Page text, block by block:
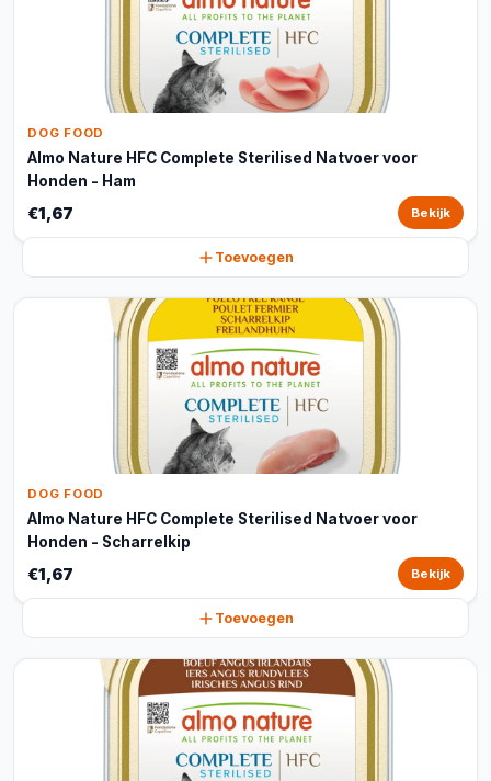
DOG FOOD
Almo Nature HFC Complete Sterilised Natvoer voor
Honden - Ham
€1,67 Bekijk
Toevoegen
DOG FOOD
Almo Nature HFC Complete Sterilised Natvoer voor
Honden - Scharrelkip
€1,67 Bekijk
Toevoegen